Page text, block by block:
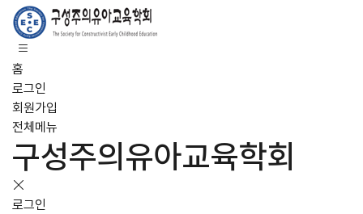
홈
로그인
회원가입
전체메뉴
구성주의유아교육학회
로그인